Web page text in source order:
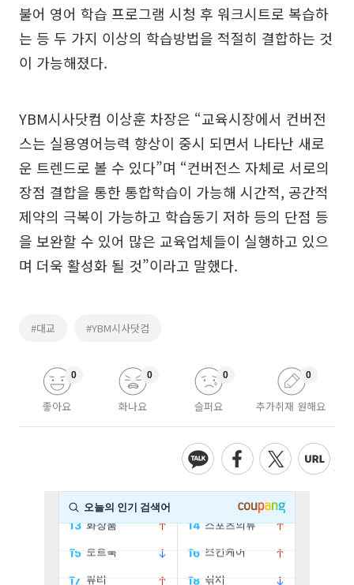
불어 영어 학습 프로그램 시청 후 워크시트로 복습하
는 등 두 가지 이상의 학습방법을 적절히 결합하는 것
이 가능해졌다.
YBM시사닷컴 이상훈 차장은 “교육시장에서 컨버전
스는 실용영어능력 향상이 중시 되면서 나타난 새로
운 트렌드로 볼 수 있다”며 “컨버전스 자체로 서로의
장점 결합을 통한 통합학습이 가능해 시간적, 공간적
제약의 극복이 가능하고 학습동기 저하 등의 단점 등
을 보완할 수 있어 많은 교육업체들이 실행하고 있으
며 더욱 활성화 될 것”이라고 말했다.
#대교 #YBM시사닷컴
좋아요
0
화나요
0
슬퍼요
0
추가취재 원해요
0